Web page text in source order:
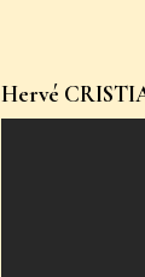
Hervé